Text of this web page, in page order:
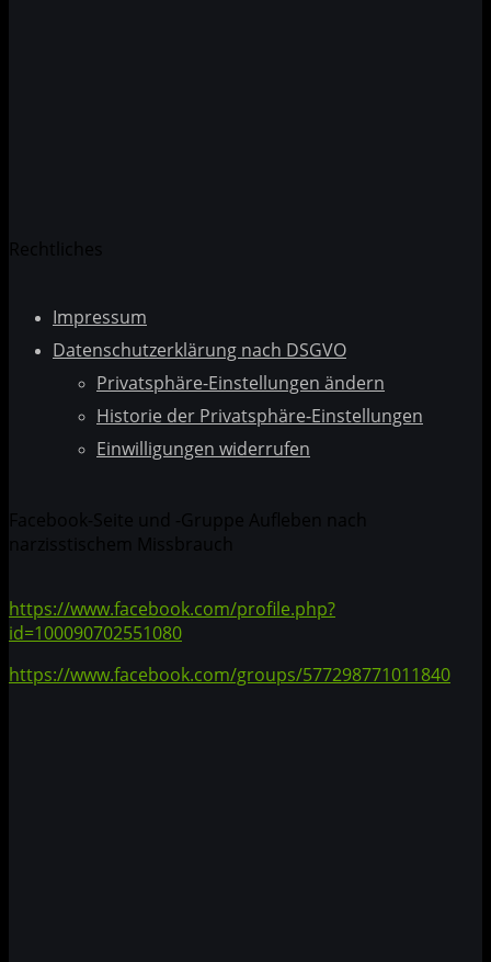
Rechtliches
Impressum
Datenschutzerklärung nach DSGVO
Privatsphäre-Einstellungen ändern
Historie der Privatsphäre-Einstellungen
Einwilligungen widerrufen
Facebook-Seite und -Gruppe Aufleben nach
narzisstischem Missbrauch
https://www.facebook.com/profile.php?
id=100090702551080
https://www.facebook.com/groups/577298771011840